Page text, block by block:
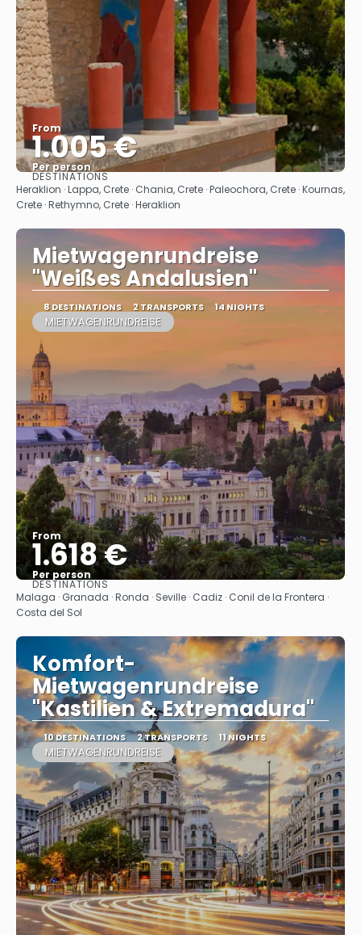
From
1.005 €
Per person
See
DESTINATIONS
Heraklion · Lappa, Crete · Chania, Crete · Paleochora, Crete · Kournas,
Crete · Rethymno, Crete · Heraklion
Mietwagenrundreise
"Weißes Andalusien"
8 DESTINATIONS 2 TRANSPORTS 14 NIGHTS
MIETWAGENRUNDREISE
From
1.618 €
Per person
See
DESTINATIONS
Malaga · Granada · Ronda · Seville · Cadiz · Conil de la Frontera ·
Costa del Sol
Komfort-
Mietwagenrundreise
"Kastilien & Extremadura"
10 DESTINATIONS 2 TRANSPORTS 11 NIGHTS
MIETWAGENRUNDREISE